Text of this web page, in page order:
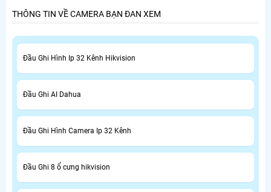
THÔNG TIN VỀ CAMERA BẠN ĐAN XEM
Đầu Ghi Hình Ip 32 Kênh Hikvision
Đầu Ghi AI Dahua
Đầu Ghi Hình Camera Ip 32 Kênh
Đầu Ghi 8 ổ cưng hikvision